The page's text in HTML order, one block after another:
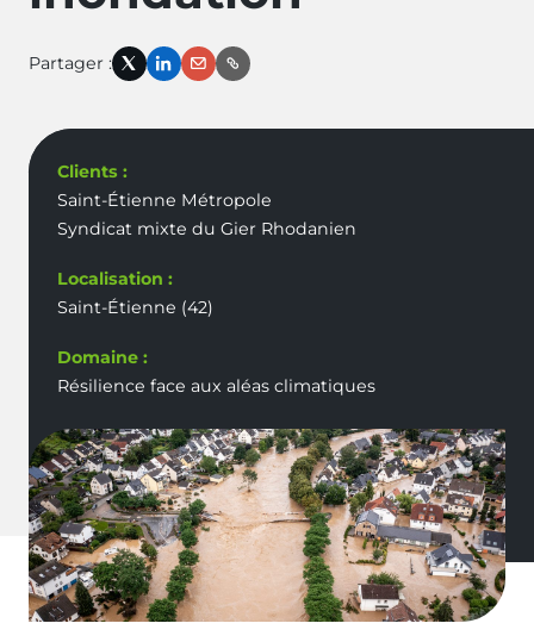
Partager :
X LinkedIn
Email
Link
Clients :
Saint-Étienne Métropole
Syndicat mixte du Gier Rhodanien
Localisation :
Saint-Étienne (42)
Domaine :
Résilience face aux aléas climatiques